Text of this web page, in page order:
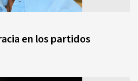
en los partidos